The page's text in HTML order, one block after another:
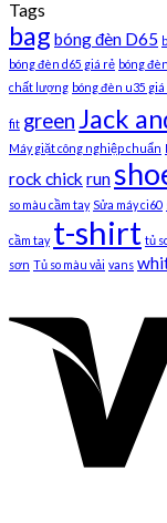
Tags
bag bóng đèn D65
bóng đèn d65 giá rẻ bóng
chất lượng bóng đèn u35
fit greenJack
Máy giặt công nghiệp chuẩn
rock chick run
so màu cầm tay Sửa máy ci60
cầm tay t-shirt tủ
sơn Tủ so màu vải vans